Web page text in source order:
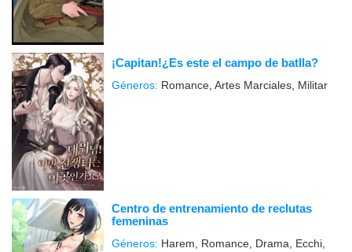
¡Capitan!¿Es este el campo de batlla?
Géneros: Romance, Artes Marciales, Militar
Centro de entrenamiento de reclutas
femeninas
Géneros: Harem, Romance, Drama, Ecchi,